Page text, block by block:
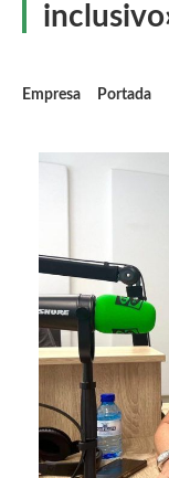
Empresa Portada